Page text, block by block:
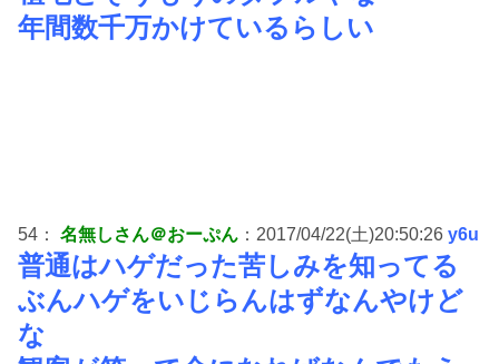
年間数千万かけているらしい
54： 名無しさん＠おーぷん ：2017/04/22(土)20:50:26 y6u
普通はハゲだった苦しみを知ってる
ぶんハゲをいじらんはずなんやけど
な